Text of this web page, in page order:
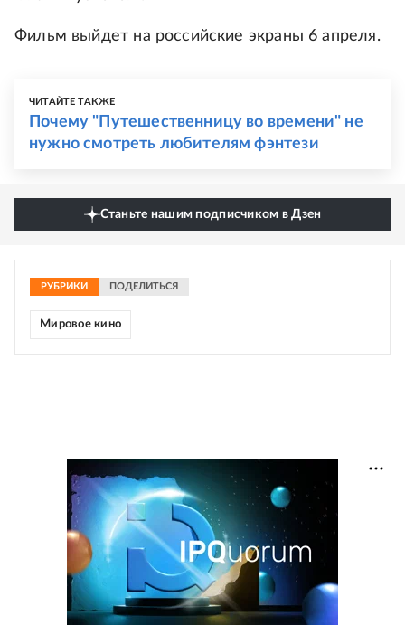
Фильм выйдет на российские экраны 6 апреля.
ЧИТАЙТЕ ТАКЖЕ
Почему "Путешественницу во времени" не
нужно смотреть любителям фэнтези
Станьте нашим подписчиком в Дзен
РУБРИКИ ПОДЕЛИТЬСЯ
Мировое кино